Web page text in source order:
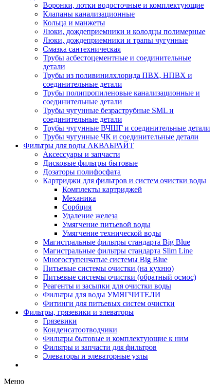
Воронки, лотки водосточные и комплектующие
Клапаны канализационные
Кольца и манжеты
Люки, дождеприемники и колодцы полимерные
Люки, дождеприемники и трапы чугунные
Смазка сантехническая
Трубы асбестоцементные и соединительные
детали
Трубы из поливинилхлорида ПВХ, НПВХ и
соединительные детали
Трубы полипропиленовые канализационные и
соединительные детали
Трубы чугунные безраструбные SML и
соединительные детали
Трубы чугунные ВЧШГ и соединительные детали
Трубы чугунные ЧК и соединительные детали
Фильтры для воды АКВАБРАЙТ
Аксессуары и запчасти
Дисковые фильтры бытовые
Дозаторы полифосфата
Картриджи для фильтров и систем очистки воды
Комплекты картриджей
Механика
Сорбция
Удаление железа
Умягчение питьевой воды
Умягчение технической воды
Магистральные фильтры стандарта Big Blue
Магистральные фильтры стандарта Slim Line
Многоступенчатые системы Big Blue
Питьевые системы очистки (на кухню)
Питьевые системы очистки (обратный осмос)
Реагенты и засыпки для очистки воды
Фильтры для воды УМЯГЧИТЕЛИ
Фитинги для питьевых систем очистки
Фильтры, грязевики и элеваторы
Грязевики
Конденсатоотводчики
Фильтры бытовые и комплектующие к ним
Фильтры и запчасти для фильтров
Элеваторы и элеваторные узлы
Меню